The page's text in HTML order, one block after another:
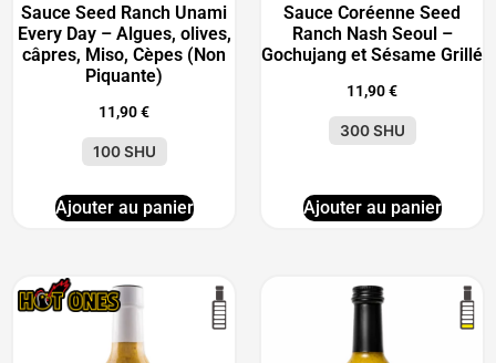
Sauce Seed Ranch Unami
Every Day – Algues, olives,
câpres, Miso, Cèpes (Non
Piquante)
11,90€
100 SHU
Ajouter au panier
Sauce Coréenne Seed
Ranch Nash Seoul –
Gochujang et Sésame Grillé
11,90€
300 SHU
Ajouter au panier